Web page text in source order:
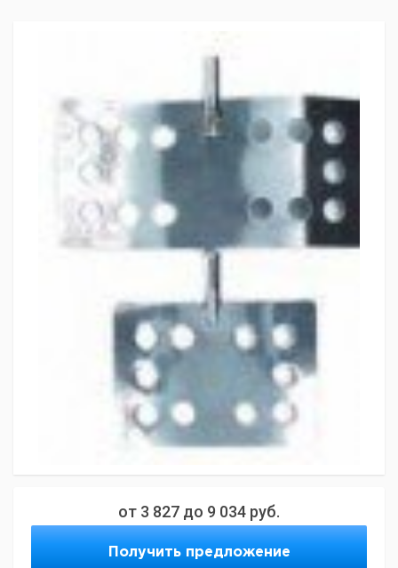
от 3 827 до 9 034 руб.
Получить предложение